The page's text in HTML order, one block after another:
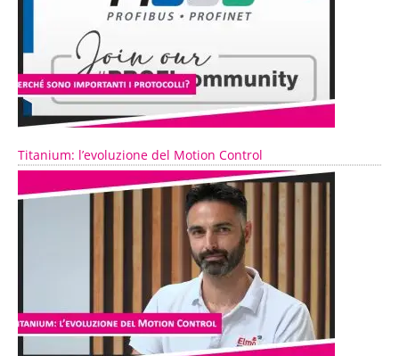
Titanium: l’evoluzione del Motion Control